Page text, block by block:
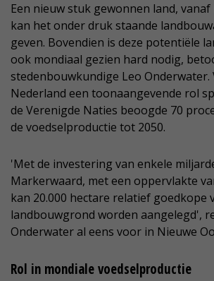
Een nieuw stuk gewonnen land,
kan het onder druk staande
geven. Bovendien is deze potentiële
ook mondiaal gezien hard nodig,
stedenbouwkundige Leo Onderwater.
Nederland een toonaangevende rol
de Verenigde Naties beoogde 70
de voedselproductie tot 2050.
'Met de investering van enkele
Markerwaard, met een oppervlakte
kan 20.000 hectare relatief goedkope
landbouwgrond worden aangelegd',
Onderwater al eens voor in Nieuwe
Rol in mondiale voedselproductie